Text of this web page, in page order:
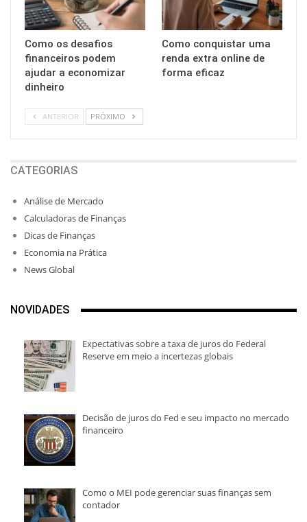
Como os desafios
financeiros podem
ajudar a economizar
dinheiro
Como conquistar uma
renda extra online de
forma eficaz
ANTERIOR PRÓXIMO
CATEGORIAS
Análise de Mercado
Calculadoras de Finanças
Dicas de Finanças
Economia na Prática
News Global
NOVIDADES
Expectativas sobre a taxa de juros do Federal
Reserve em meio a incertezas globais
Decisão de juros do Fed e seu impacto no mercado
financeiro
Como o MEI pode gerenciar suas finanças sem
contador